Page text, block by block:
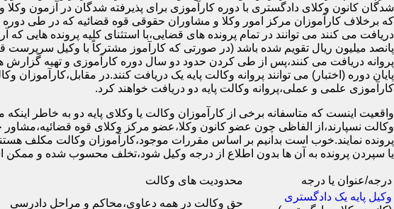
شدگان کانون وکلای دادگستری با دوره کارآموزی برای پذیرفته شدگان در آزمون
که برخلاف کارآموزان مرکز امور وکلا و مشاوران حقوقی قوه قضائیه که در طی دوره
دریافت می کنند می توانند در تمام پرونده های قضایی،با استثنای کلیه پرونده هایی
پانصد میلیون ریال تقویم شده باشد (در صورتی که کارآموز مشترکاً با وکیل سرپرست
پروانه دریافت می کنند،پس از طی کردن حدود دو سال دوره کارآموزی و تهیه
کارآموزی علمی و عملی،پروانه وکالت پایه دو دریافت خواهند کرد.
واقعیت اینست که متاسفانه برخی از کارآموزان وکالت یا وکلای پایه دو به خاطر اینکه
وکالت نسپارند،از الفاظی چون عضو کانون وکلا،عضو مرکز وکلای قوه
پرونده نمایند.خوب است بدانیم بر اساس مقررات موجود،کارآموزان وکالت مکلف
یا سپردن پرونده به آن ها بدون اطلاع از درجه وکیل شود،تخلف محسوب شده و
درجه/عنوان یا درجه
محدودیت های وکالت
وکیل پایه یک دادگستری
حق وکالت در همه دعاوی،محاکم و مراحل دادرسی